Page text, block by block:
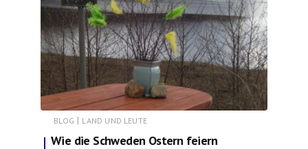
BLOG | LAND UND LEUTE
Wie die Schweden Ostern feiern